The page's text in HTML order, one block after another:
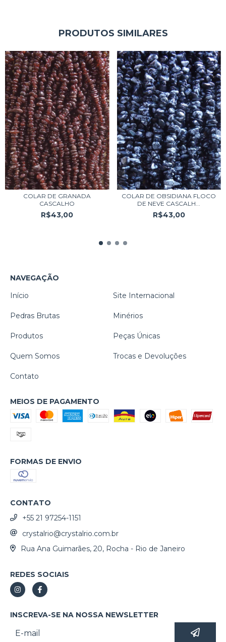
PRODUTOS SIMILARES
COLAR DE GRANADA
CASCALHO
R$43,00
COLAR DE OBSIDIANA FLOCO
DE NEVE CASCALH...
R$43,00
NAVEGAÇÃO
Início
Site Internacional
Pedras Brutas Minérios
Produtos Peças Únicas
Quem Somos Trocas e Devoluções
Contato
MEIOS DE PAGAMENTO
FORMAS DE ENVIO
CONTATO
+55 21 97254-1151
crystalrio@crystalrio.com.br
Rua Ana Guimarães, 20, Rocha - Rio de Janeiro
REDES SOCIAIS
INSCREVA-SE NA NOSSA NEWSLETTER